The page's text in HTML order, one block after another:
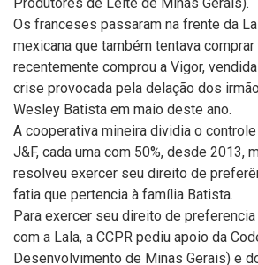
Os franceses passaram na frente da
mexicana que também tentava
recentemente comprou a Vigor,
crise provocada pela delação dos
Wesley Batista em maio deste ano.
A cooperativa mineira dividia o
J&F, cada uma com 50%, desde 2013,
resolveu exercer seu direito de
fatia que pertencia à família Batista.
Para exercer seu direito de
com a Lala, a CCPR pediu apoio da
Desenvolvimento de Minas Gerais) e